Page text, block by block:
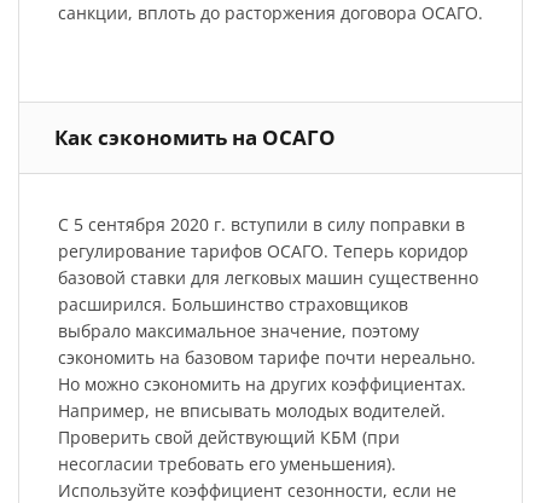
санкции, вплоть до расторжения договора ОСАГО.
Как сэкономить на ОСАГО
С 5 сентября 2020 г. вступили в силу поправки в
регулирование тарифов ОСАГО. Теперь коридор
базовой ставки для легковых машин существенно
расширился. Большинство страховщиков
выбрало максимальное значение, поэтому
сэкономить на базовом тарифе почти нереально.
Но можно сэкономить на других коэффициентах.
Например, не вписывать молодых водителей.
Проверить свой действующий КБМ (при
несогласии требовать его уменьшения).
Используйте коэффициент сезонности, если не